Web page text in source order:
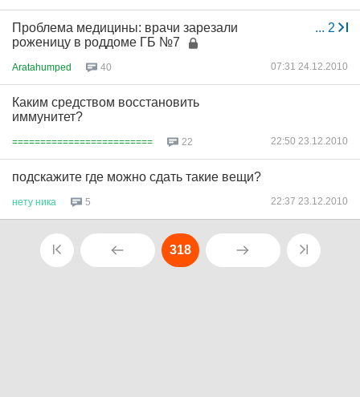
... 2
Проблема медицины: врачи зарезали
роженицу в роддоме ГБ №7
Aratahumped 40 07:31 24.12.2010
Каким средством восстановить
иммунитет?
========================= 22 22:50 23.12.2010
подскажите где можно cдать такие вещи?
нету ника 5 22:37 23.12.2010
318